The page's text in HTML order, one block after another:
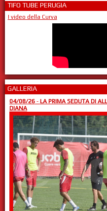
TIFO TUBE PERUGIA
I video della Curva
GALLERIA
04/08/26- LA PRIMA SEDUTA DI
DIANA